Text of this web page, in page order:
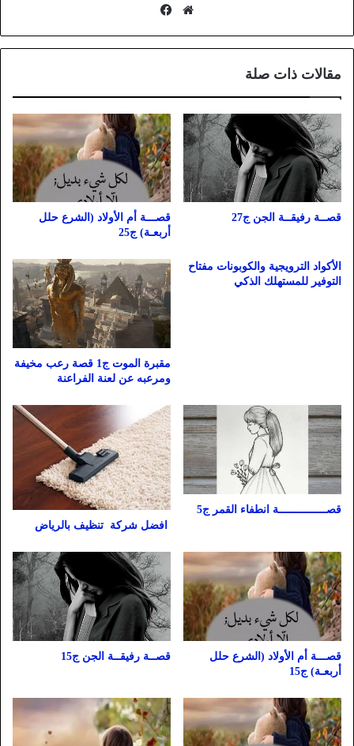
موقع
مقالات ذات صلة
قصــة رفيقــة الجن ج27
قصـــة أم الأولاد (الشرع حلل
أربعـة) ج25
الأكواد الترويجية والكوبونات مفتاح
التوفير للمستهلك الذكي
مقبرة الموت ج1 قصة رعب مخيفة
ومرعبه عن لعنة الفراعنة
قصـــــــــــــــة انطفاء القمر ج5
افضل شركة تنظيف بالرياض
قصـــة أم الأولاد (الشرع حلل
أربعـة) ج15
قصــة رفيقــة الجن ج15